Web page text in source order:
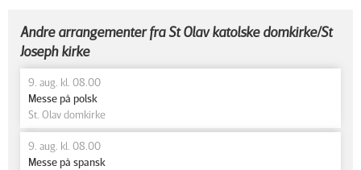
Andre arrangementer fra St Olav katolske domkirke/St
Joseph kirke
9. aug. kl. 08.00
Messe på polsk
St. Olav domkirke
9. aug. kl. 08.00
Messe på spansk